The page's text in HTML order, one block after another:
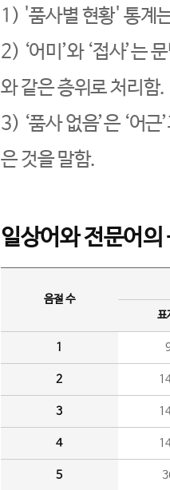
1) '품사별 현황' 통계
2) ‘어미’와 ‘접사’는
와 같은 층위로 처리함.
3) ‘품사 없음’은 ‘어
은 것을 말함.
일상어와 전문어의
음절 수
표
1
2
3
4
5